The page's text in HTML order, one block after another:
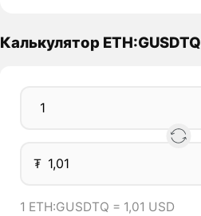
Калькулятор ETH:GUSDTQ
₮
1 ETH:GUSDTQ = 1,01 USD